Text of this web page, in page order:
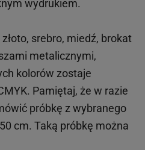
wydrukiem.
srebro, miedź, brokat
metalicznymi,
kolorów zostaje
Pamiętaj, że w razie
próbkę z wybranego
cm. Taką próbkę można